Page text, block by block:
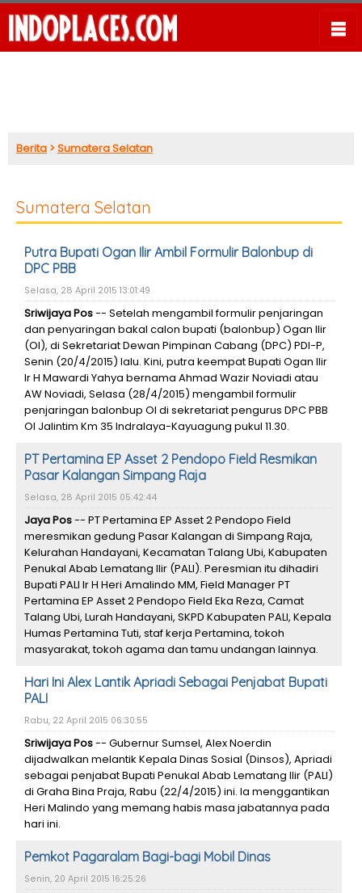
Berita >Sumatera Selatan
Sumatera Selatan
Putra Bupati Ogan Ilir Ambil Formulir Balonbup di
DPC PBB
Selasa, 28 April 2015 13:01:49
Sriwijaya Pos-- Setelah mengambil formulir penjaringan
dan penyaringan bakal calon bupati (balonbup) Ogan Ilir
(OI), di Sekretariat Dewan Pimpinan Cabang (DPC) PDI-P,
Senin (20/4/2015) lalu. Kini, putra keempat Bupati Ogan Ilir
Ir H Mawardi Yahya bernama Ahmad Wazir Noviadi atau
AW Noviadi, Selasa (28/4/2015) mengambil formulir
penjaringan balonbup OI di sekretariat pengurus DPC PBB
OI Jalintim Km 35 Indralaya-Kayuagung pukul 11.30.
PT Pertamina EP Asset 2 Pendopo Field Resmikan
Pasar Kalangan Simpang Raja
Selasa, 28 April 2015 05:42:44
Jaya Pos-- PT Pertamina EP Asset 2 Pendopo Field
meresmikan gedung Pasar Kalangan di Simpang Raja,
Kelurahan Handayani, Kecamatan Talang Ubi, Kabupaten
Penukal Abab Lematang Ilir (PALI). Peresmian itu dihadiri
Bupati PALI Ir H Heri Amalindo MM, Field Manager PT
Pertamina EP Asset 2 Pendopo Field Eka Reza, Camat
Talang Ubi, Lurah Handayani, SKPD Kabupaten PALI, Kepala
Humas Pertamina Tuti, staf kerja Pertamina, tokoh
masyarakat, tokoh agama dan tamu undangan lainnya.
Hari Ini Alex Lantik Apriadi Sebagai Penjabat Bupati
PALI
Rabu, 22 April 2015 06:30:55
Sriwijaya Pos-- Gubernur Sumsel, Alex Noerdin
dijadwalkan melantik Kepala Dinas Sosial (Dinsos), Apriadi
sebagai penjabat Bupati Penukal Abab Lematang Ilir (PALI)
di Graha Bina Praja, Rabu (22/4/2015) ini. Ia menggantikan
Heri Malindo yang memang habis masa jabatannya pada
hari ini.
Pemkot Pagaralam Bagi-bagi Mobil Dinas
Senin, 20 April 2015 16:25:26